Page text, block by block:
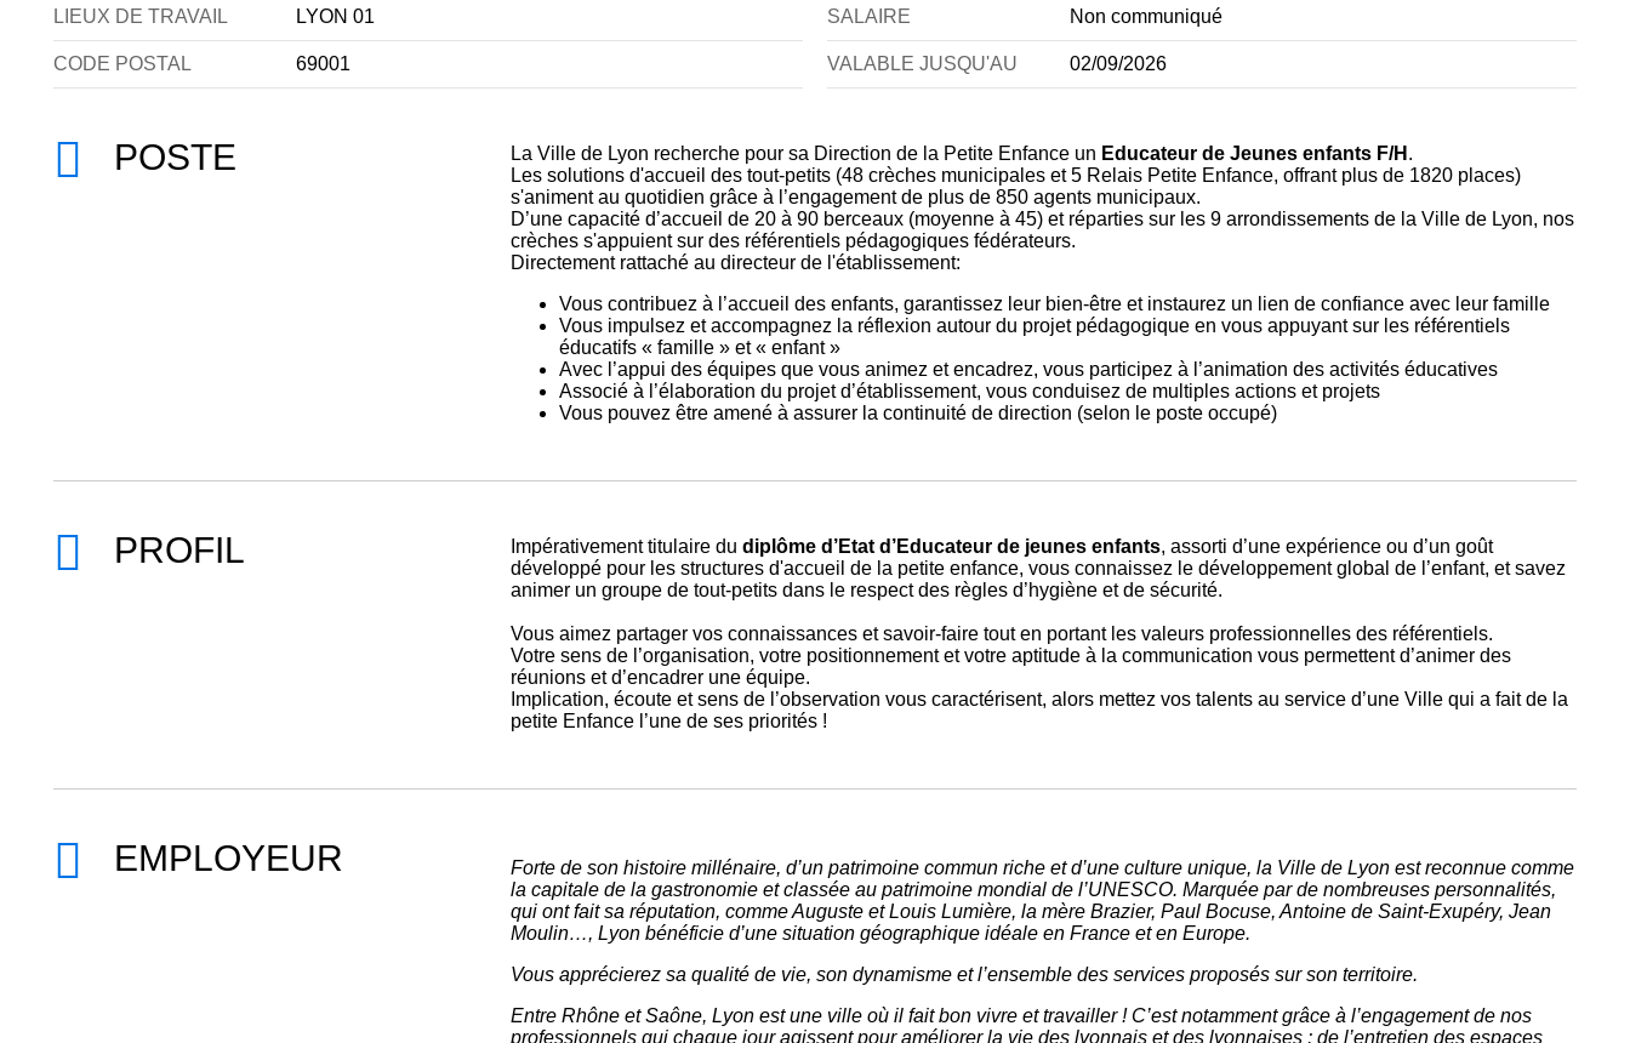
LIEUX DE TRAVAIL LYON 01 SALAIRE Non communiqué
CODE POSTAL 69001 VALABLE JUSQU'AU 02/09/2026
POSTE La Ville de Lyon recherche pour sa Direction de la Petite Enfance un Educateur de Jeunes enfants F/H .
Les solutions d'accueil des tout-petits (48 crèches municipales et 5 Relais Petite Enfance, offrant plus de 1820 places)
s'animent au quotidien grâce à l’engagement de plus de 850 agents municipaux.
D’une capacité d’accueil de 20 à 90 berceaux (moyenne à 45) et réparties sur les 9 arrondissements de la Ville de Lyon, nos
crèches s'appuient sur des référentiels pédagogiques fédérateurs.
Directement rattaché au directeur de l'établissement:
Vous contribuez à l’accueil des enfants, garantissez leur bien-être et instaurez un lien de confiance avec leur famille
Vous impulsez et accompagnez la réflexion autour du projet pédagogique en vous appuyant sur les référentiels
éducatifs « famille » et « enfant »
Avec l’appui des équipes que vous animez et encadrez, vous participez à l’animation des activités éducatives
Associé à l’élaboration du projet d’établissement, vous conduisez de multiples actions et projets
Vous pouvez être amené à assurer la continuité de direction (selon le poste occupé)
PROFIL Impérativement titulaire du diplôme d’Etat d’Educateur de jeunes enfants, assorti d’une expérience ou d’un goût
développé pour les structures d'accueil de la petite enfance, vous connaissez le développement global de l’enfant, et savez
animer un groupe de tout-petits dans le respect des règles d’hygiène et de sécurité.
Vous aimez partager vos connaissances et savoir-faire tout en portant les valeurs professionnelles des référentiels.
Votre sens de l’organisation, votre positionnement et votre aptitude à la communication vous permettent d’animer des
réunions et d’encadrer une équipe.
Implication, écoute et sens de l’observation vous caractérisent, alors mettez vos talents au service d’une Ville qui a fait de la
petite Enfance l’une de ses priorités !
EMPLOYEUR
Forte de son histoire millénaire, d’un patrimoine commun riche et d’une culture unique, la Ville de Lyon est reconnue comme
la capitale de la gastronomie et classée au patrimoine mondial de l’UNESCO. Marquée par de nombreuses personnalités,
qui ont fait sa réputation, comme Auguste et Louis Lumière, la mère Brazier, Paul Bocuse, Antoine de Saint-Exupéry, Jean
Moulin…, Lyon bénéficie d’une situation géographique idéale en France et en Europe.
Vous apprécierez sa qualité de vie, son dynamisme et l’ensemble des services proposés sur son territoire.
Entre Rhône et Saône, Lyon est une ville où il fait bon vivre et travailler ! C’est notamment grâce à l’engagement de nos
professionnels qui chaque jour agissent pour améliorer la vie des lyonnais et des lyonnaises : de l’entretien des espaces